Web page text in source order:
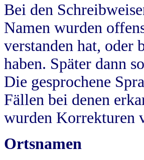
Bei den
Namen wurden
verstanden hat, oder
haben. Später dann
Die gesprochene
Fällen bei denen
wurden Korrekturen
Ortsnamen